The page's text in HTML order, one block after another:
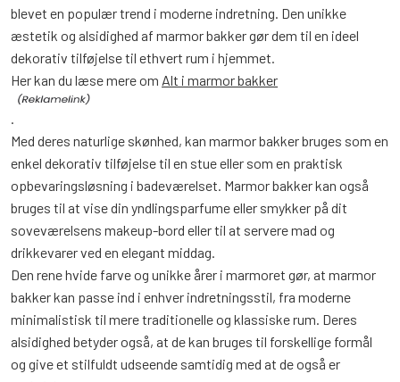
blevet en populær trend i moderne indretning. Den unikke
æstetik og alsidighed af marmor bakker gør dem til en ideel
dekorativ tilføjelse til ethvert rum i hjemmet.
Her kan du læse mere om Alt i marmor bakker
Med deres naturlige skønhed, kan marmor bakker bruges som en
enkel dekorativ tilføjelse til en stue eller som en praktisk
opbevaringsløsning i badeværelset. Marmor bakker kan også
bruges til at vise din yndlingsparfume eller smykker på dit
soveværelsens makeup-bord eller til at servere mad og
drikkevarer ved en elegant middag.
Den rene hvide farve og unikke årer i marmoret gør, at marmor
bakker kan passe ind i enhver indretningsstil, fra moderne
minimalistisk til mere traditionelle og klassiske rum. Deres
alsidighed betyder også, at de kan bruges til forskellige formål
og give et stilfuldt udseende samtidig med at de også er